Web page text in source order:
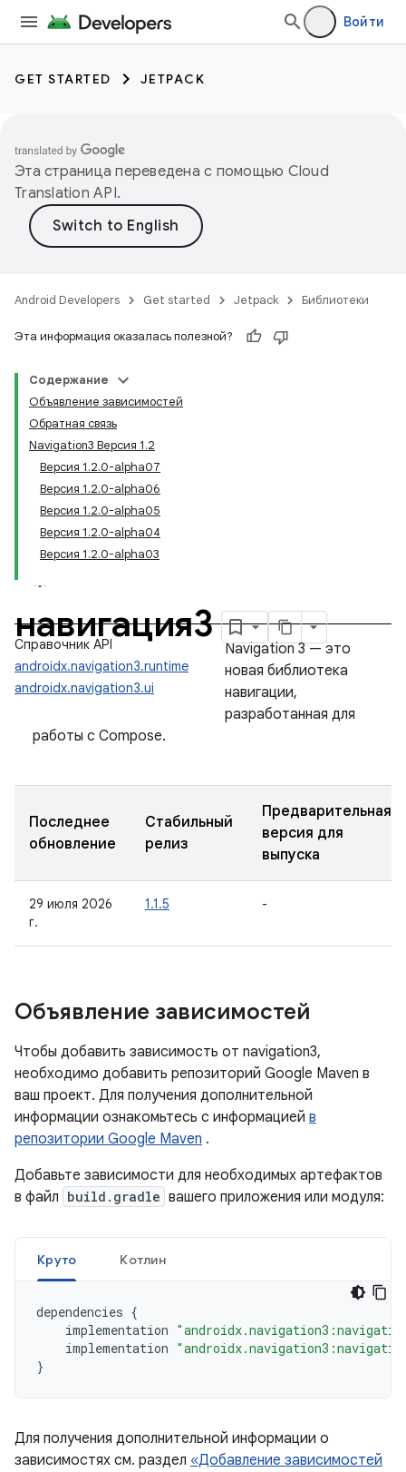
Войти
GET STARTED JETPACK
Эта страница переведена с помощью Cloud
Translation API.
Android Developers Get started Jetpack Библиотеки
Эта информация оказалась полезной?
Содержание
Объявление зависимостей
Обратная связь
Navigation3 Версия 1.2
Версия 1.2.0-alpha07
Версия 1.2.0-alpha06
Версия 1.2.0-alpha05
Версия 1.2.0-alpha04
Версия 1.2.0-alpha03
навигация3
Справочник API
androidx.navigation3.runtime
androidx.navigation3.ui
Navigation 3 — это
новая библиотека
навигации,
разработанная для
работы с Compose.
Последнее
обновление
Стабильный
релиз
Предварительная
версия для
выпуска
29 июля 2026
г.
1.1.5 -
Объявление зависимостей
Чтобы добавить зависимость от navigation3,
необходимо добавить репозиторий Google Maven в
ваш проект. Для получения дополнительной
информации ознакомьтесь с информацией в
репозитории Google Maven .
Добавьте зависимости для необходимых артефактов
в файл build.gradle вашего приложения или модуля:
Круто Котлин
dependencies {
implementation
implementation
}
Для получения дополнительной информации о
зависимостях см. раздел «Добавление зависимостей